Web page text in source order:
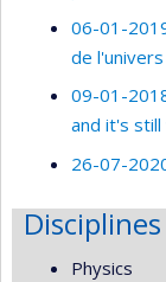
06-01-
de l'univers
09-01-
and it's
26-07-
Disciplines
Physics